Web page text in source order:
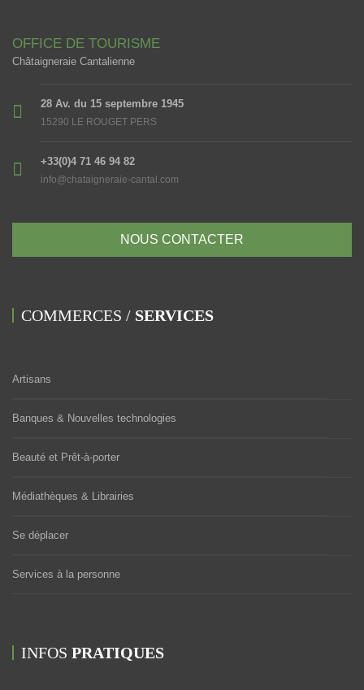
OFFICE DE TOURISME
Châtaigneraie Cantalienne
28 Av. du 15 septembre 1945
15290 LE ROUGET PERS
+33(0)4 71 46 94 82
info@chataigneraie-cantal.com
NOUS CONTACTER
COMMERCES / SERVICES
Artisans
Banques & Nouvelles technologies
Beauté et Prêt-à-porter
Médiathèques & Librairies
Se déplacer
Services à la personne
INFOS PRATIQUES